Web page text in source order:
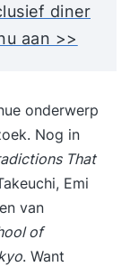
diner
aan >>
onderwerp
Nog in
That
Emi
van
of
. Want